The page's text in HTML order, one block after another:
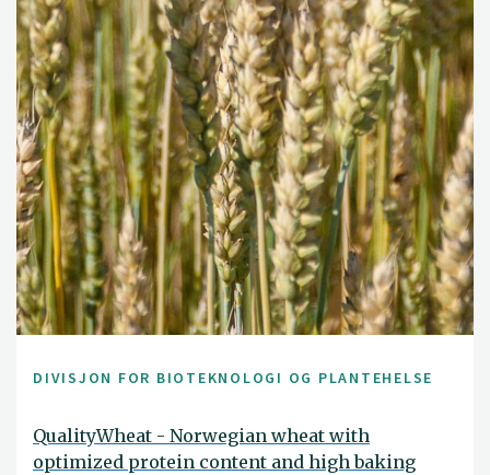
DIVISJON FOR BIOTEKNOLOGI OG PLANTEHELSE
QualityWheat - Norwegian wheat with
optimized protein content and high baking